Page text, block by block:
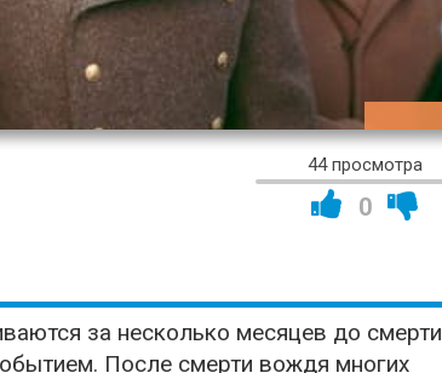
44 просмотра
0
за несколько месяцев до смерти
После смерти вождя многих